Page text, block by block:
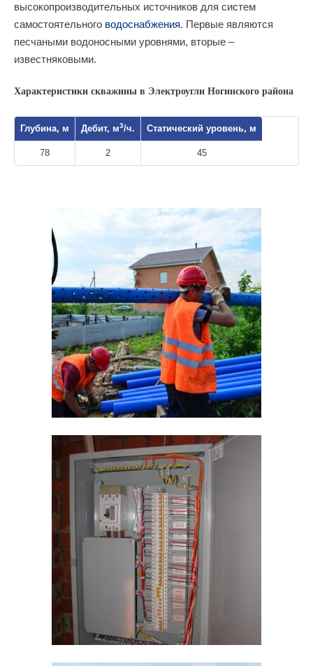
высокопроизводительных источников для систем
самостоятельного водоснабжения. Первые являются
песчаными водоносными уровнями, вторые –
известняковыми.
Характеристики скважины в Электроугли Ногинского района
Глубина, м Дебит, м3/ч. Статический уровень, м
78 2 45